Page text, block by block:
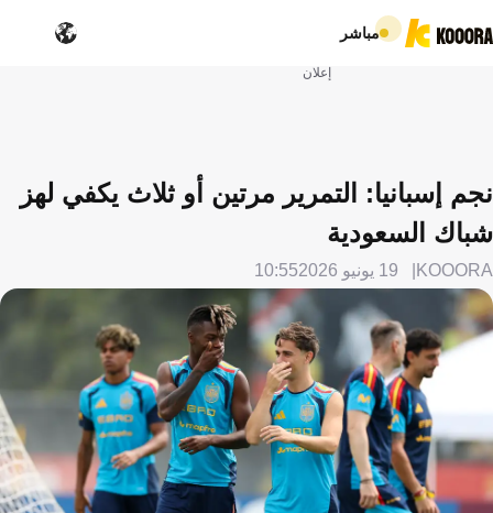
مباشر
إعلان
نجم إسبانيا: التمرير مرتين أو ثلاث يكفي لهز
شباك السعودية
KOOORA 19 يونيو 2026 10:55